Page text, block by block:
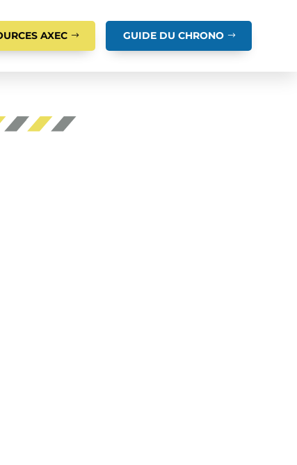
AXEC GUIDE DU CHRONO